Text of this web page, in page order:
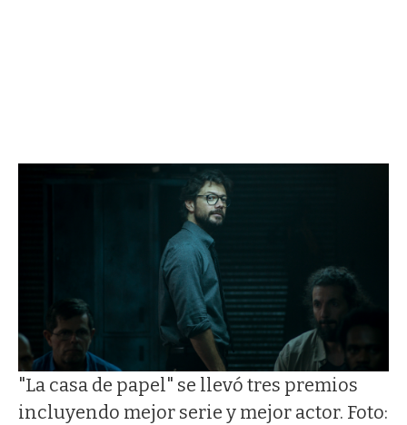
"La casa de papel" se llevó tres premios
incluyendo mejor serie y mejor actor. Foto: